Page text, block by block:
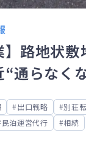
】路地状
“通らなく
出口戦略 別荘
民泊運営代行 相続